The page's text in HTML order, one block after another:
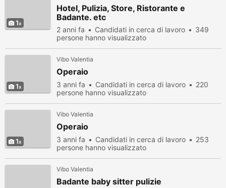
1
Hotel, Pulizia, Store, Ristorante e
Badante. etc
2 anni fa Candidati in cerca di lavoro
349
persone hanno visualizzato
1
Vibo Valentia
Operaio
3 anni fa Candidati in cerca di lavoro
220
persone hanno visualizzato
1
Vibo Valentia
Operaio
3 anni fa Candidati in cerca di lavoro
253
persone hanno visualizzato
Vibo Valentia
Badante baby sitter pulizie